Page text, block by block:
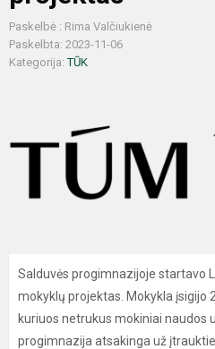
Paskelbė : Rima Valčiukienė
Paskelbta: 2023-11-06
Kategorija:TŪK
Salduvės progimnazijoje startavo
mokyklų projektas. Mokykla įsigijo
kuriuos netrukus mokiniai naudos
progimnazija atsakinga už